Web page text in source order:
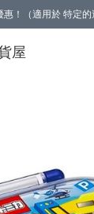
！（適用於 特定的
屋